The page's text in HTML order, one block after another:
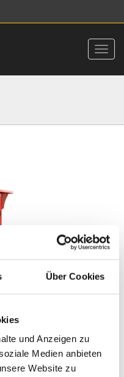
Über Cookies
und Anzeigen zu
Medien anbieten
Website zu